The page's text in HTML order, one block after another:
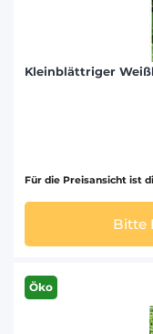
Kleinblättriger
Für die Preisansicht ist
Bitte
Öko